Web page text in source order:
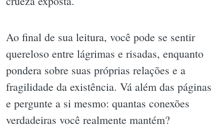
Ao final de sua leitura, você pode se sentir
quereloso entre lágrimas e risadas, enquanto
pondera sobre suas próprias relações e a
fragilidade da existência. Vá além das páginas
e pergunte a si mesmo: quantas conexões
verdadeiras você realmente mantém?